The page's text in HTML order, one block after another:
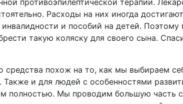
противоэпилептической терапии.
Расходы на них иногда
и пособий на детей. Поэтому
такую коляску для своего сына.
средства похож на то, как мы выбираем
и для людей с особенностями
полностью. Мы проводим большую часть